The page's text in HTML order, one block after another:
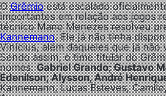
OGrêmioestá escalado
importantes em relação aos jogos
técnico Mano Menezes resolveu
Kannemann. Ele já não tinha
Vinícius, além daqueles que já não
Sendo assim, o time titular do
nomes:Gabriel Grando; Gustavo
Edenilson; Alysson, André
Kannemann, Lucas Esteves,